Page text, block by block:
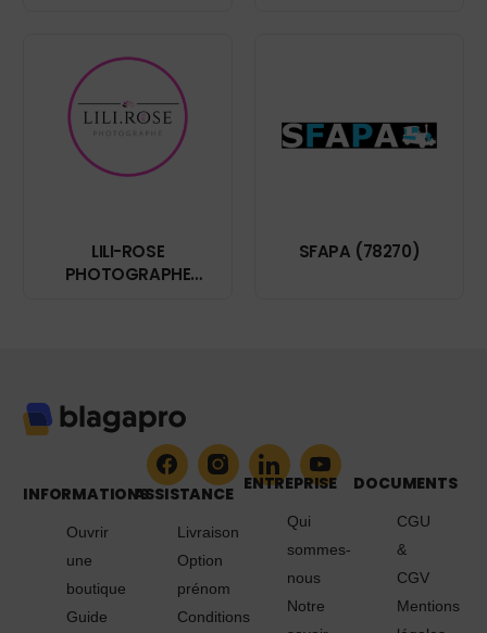
LILI-ROSE
PHOTOGRAPHE
SFAPA (78270)
INFORMATIONS
Ouvrir
une
boutique
Guide
ASSISTANCE
Livraison
Option
prénom
Conditions
ENTREPRISE
Qui
sommes-
nous
Notre
DOCUMENTS
CGU
&
CGV
Mentions